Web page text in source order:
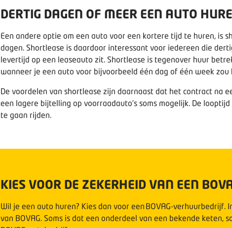
DERTIG DAGEN OF MEER EEN AUTO
Een andere optie om een auto voor een kortere tijd te huren, is
dagen. Shortlease is daardoor interessant voor iedereen die
levertijd op een leaseauto zit. Shortlease is tegenover huur
wanneer je een auto voor bijvoorbeeld één dag of één week zou
De voordelen van shortlease zijn daarnaast dat het contract na
een lagere bijtelling op voorraadauto’s soms mogelijk. De
te gaan rijden.
KIES VOOR DE ZEKERHEID VAN EEN
Wil je een auto huren? Kies dan voor een BOVAG-
van BOVAG. Soms is dat een onderdeel van een bekende